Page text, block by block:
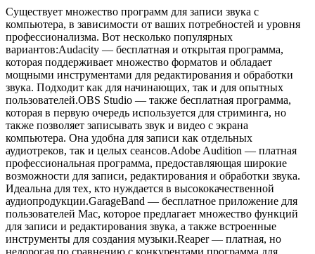
Существует множество программ для записи звука с
компьютера, в зависимости от ваших потребностей и уровня
профессионализма. Вот несколько популярных
вариантов:Audacity — бесплатная и открытая программа,
которая поддерживает множество форматов и обладает
мощными инструментами для редактирования и обработки
звука. Подходит как для начинающих, так и для опытных
пользователей.OBS Studio — также бесплатная программа,
которая в первую очередь используется для стриминга, но
также позволяет записывать звук и видео с экрана
компьютера. Она удобна для записи как отдельных
аудиотреков, так и целых сеансов.Adobe Audition — платная
профессиональная программа, предоставляющая широкие
возможности для записи, редактирования и обработки звука.
Идеальна для тех, кто нуждается в высококачественной
аудиопродукции.GarageBand — бесплатное приложение для
пользователей Mac, которое предлагает множество функций
для записи и редактирования звука, а также встроенные
инструменты для создания музыки.Reaper — платная, но
недорогая по сравнению с конкурентами программа для